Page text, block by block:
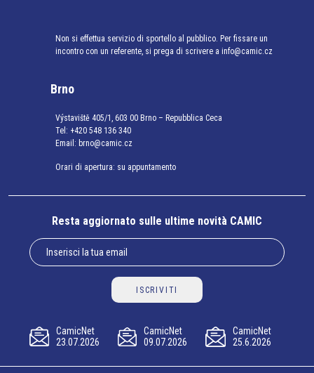
Non si effettua servizio di sportello al pubblico. Per fissare un
incontro con un referente, si prega di scrivere a info@camic.cz
Brno
Výstaviště 405/1, 603 00 Brno – Repubblica Ceca
Tel: +420 548 136 340
Email: brno@camic.cz
Orari di apertura: su appuntamento
Resta aggiornato sulle ultime novità CAMIC
ISCRIVITI
CamicNet
23.07.2026
CamicNet
09.07.2026
CamicNet
25.6.2026